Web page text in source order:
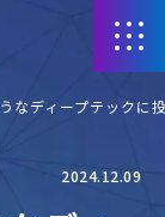
なディープテックに
2024.12.09